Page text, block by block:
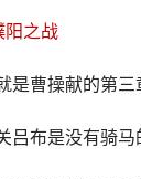
阳之战
是曹操献的第三
吕布是没有骑马